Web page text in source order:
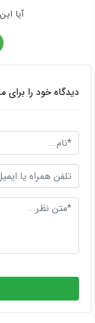
آیا
دیدگاه خود را برای